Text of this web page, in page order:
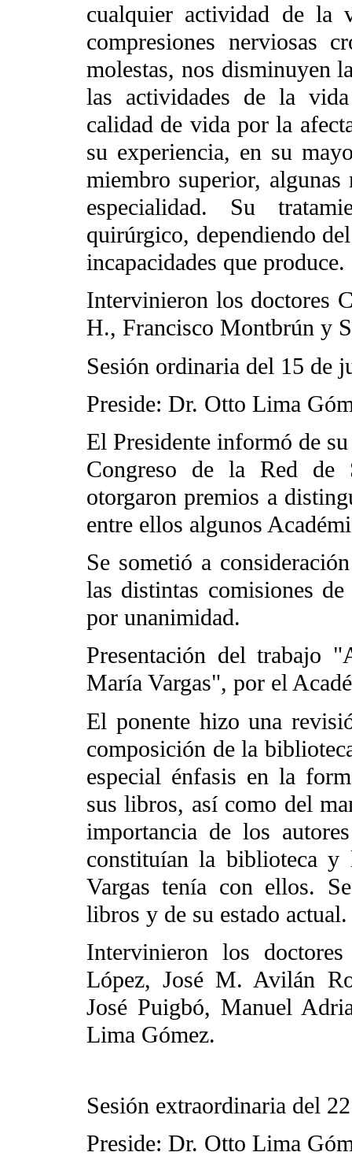
cualquier actividad de la
compresiones nerviosas
molestas, nos disminuyen
las actividades de la
calidad de vida por la
su experiencia, en su
miembro superior,
especialidad. Su
quirúrgico, dependiendo
incapacidades que produce.
Intervinieron los doctores
H., Francisco Montbrún y
Sesión ordinaria del 15 de
Preside: Dr. Otto Lima
El Presidente informó de
Congreso de la Red de
otorgaron premios a
entre ellos algunos
Se sometió a
las distintas comisiones
por unanimidad.
Presentación del trabajo
María Vargas", por el
El ponente hizo una
composición de la
especial énfasis en la
sus libros, así como del
importancia de los
constituían la biblioteca y
Vargas tenía con ellos.
libros y de su estado actual.
Intervinieron los
López, José M. Avilán
José Puigbó, Manuel
Lima Gómez.
Sesión extraordinaria del
Preside: Dr. Otto Lima